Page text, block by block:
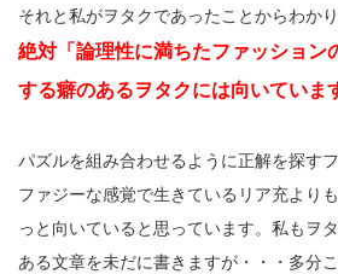
それと私がヲタクであったことからわかり
絶対「論理性に満ちたファッション
する癖のあるヲタクには向いていま
パズルを組み合わせるように正解を探す
ファジーな感覚で生きているリア充より
っと向いていると思っています。私もヲ
ある文章を未だに書きますが・・・多分